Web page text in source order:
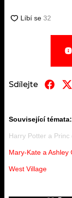
Sdílejte
Související témata:
Harry Potter a Princ
Mary-Kate a Ashley
West Village